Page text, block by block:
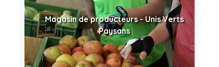
Magasin de producteurs - Unis Verts
Paysans